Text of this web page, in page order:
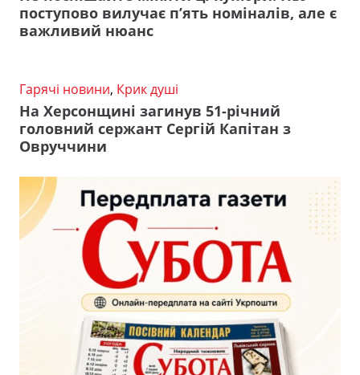
поступово вилучає п’ять номіналів, але є
важливий нюанс
Гарячі новини, Крик душі
На Херсонщині загинув 51-річний
головний сержант Сергій Капітан з
Овруччини